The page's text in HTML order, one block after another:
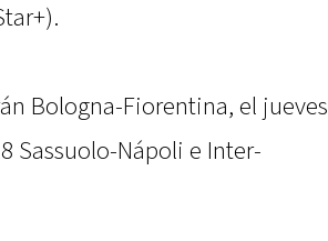
Bologna-Fiorentina, el jueves
Sassuolo-Nápoli e Inter-